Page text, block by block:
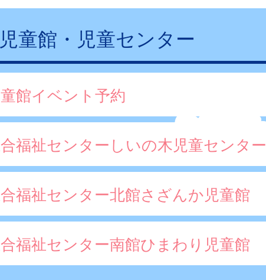
児童館・児童センター
館イベント予約
福祉センターしいの木児童センター
福祉センター北館さざんか児童館
福祉センター南館ひまわり児童館